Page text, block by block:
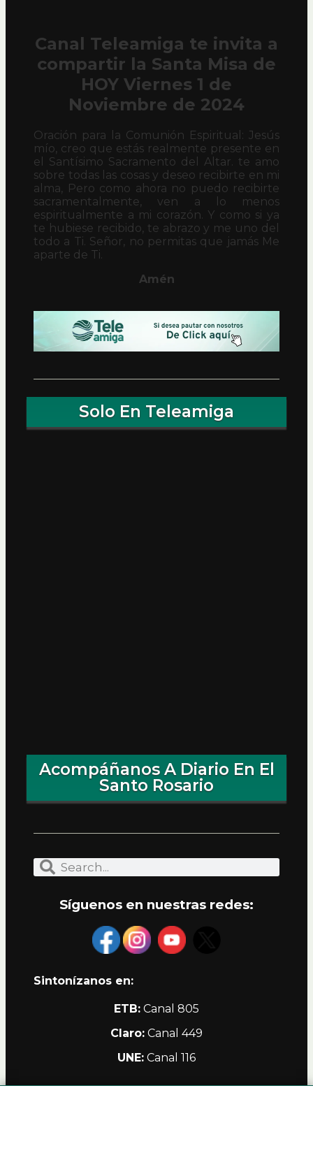
Canal Teleamiga te invita a
compartir la Santa Misa de
HOY Viernes 1 de
Noviembre de 2024
Oración para la Comunión Espiritual: Jesús
mío, creo que estás realmente presente en
el Santísimo Sacramento del Altar. te amo
sobre todas las cosas y deseo recibirte en mi
alma, Pero como ahora no puedo recibirte
sacramentalmente, ven a lo menos
espiritualmente a mi corazón. Y como si ya
te hubiese recibido, te abrazo y me uno del
todo a Ti. Señor, no permitas que jamás Me
aparte de Ti.
Amén
Solo En Teleamiga
Acompáñanos A Diario En El
Santo Rosario
Síguenos en nuestras redes:
Sintonízanos en:
ETB: Canal 805
Claro: Canal 449
UNE: Canal 116